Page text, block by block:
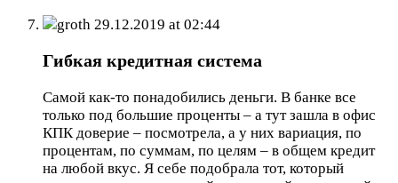
groth 29.12.2019 at 02:44
Гибкая кредитная система
Самой как-то понадобились деньги. В банке все
только под большие проценты – а тут зашла в офис
КПК доверие – посмотрела, а у них вариация, по
процентам, по суммам, по целям – в общем кредит
на любой вкус. Я себе подобрала тот, который